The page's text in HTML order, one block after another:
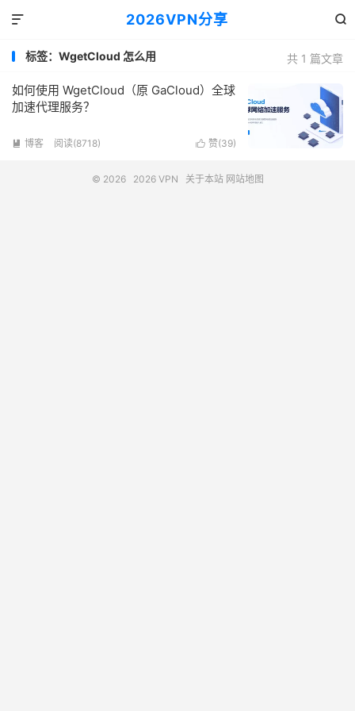
2026VPN分享 

共 1 篇文章
标签：WgetCloud 怎么用
如何使用 WgetCloud（原 GaCloud）全球
加速代理服务？
 赞(39)
 博客 阅读(8718)
© 2026 2026 VPN 关于本站 网站地图